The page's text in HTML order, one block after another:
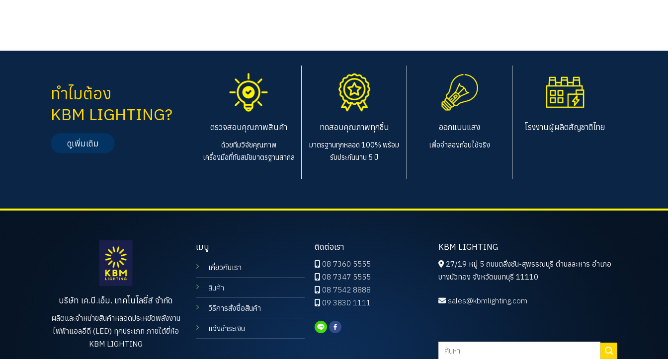
ทำไมต้อง
KBM LIGHTING?
ดูเพิ่มเติม
ตรวจสอบคุณภาพสินค้า
ด้วยทีมวิจัยคุณภาพ
เครื่องมือที่ทันสมัยมาตรฐานสากล
ทดสอบคุณภาพทุกชิ้น
มาตรฐานทุกหลอด 100% พร้อม
รับประกันนาน 5 ปี
ออกแบบแสง
เพื่อจำลองก่อนใช้จริง
โรงงานผู้ผลิตสัญชาติไทย
บริษัท เค.บี.เอ็ม. เทคโนโลยี่ส์ จำกัด
ผลิตและจำหน่ายสินค้าหลอดประหยัดพลังงาน
ไฟฟ้าแอลอีดี (LED) ทุกประเภท ภายใต้ยี่ห้อ
KBM LIGHTING
เมนู
เกี่ยวกับเรา
สินค้า
วิธีการสั่งซื้อสินค้า
แจ้งชำระเงิน
ติดต่อเรา
08 7360 5555
08 7347 5555
08 7542 8888
09 3830 1111
KBM LIGHTING
27/19 หมู่ 5 ถนนตลิ่งชัน-สุพรรณบุรี ตำบลละหาร อำเภอ
บางบัวทอง จังหวัดนนทบุรี 11110
sales@kbmlighting.com